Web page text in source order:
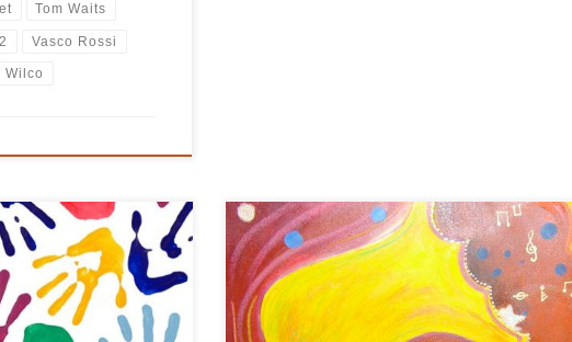
Tom Waits
Vasco Rossi
Wilco
estiva (sì dai, ormai si
Fighters, Pearl Jam e
e world con The
Weekend e La
Questa playlist mi ricorda molto le atmosfere folk di
Tequila Sunrise, anche se dopo un inizio lento si
scatena prima tiepidamente con Carmensita (ma
l’avete visto il video? troppo bello!) poi senza freni